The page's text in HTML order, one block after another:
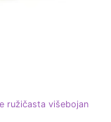
ružičasta višebojan